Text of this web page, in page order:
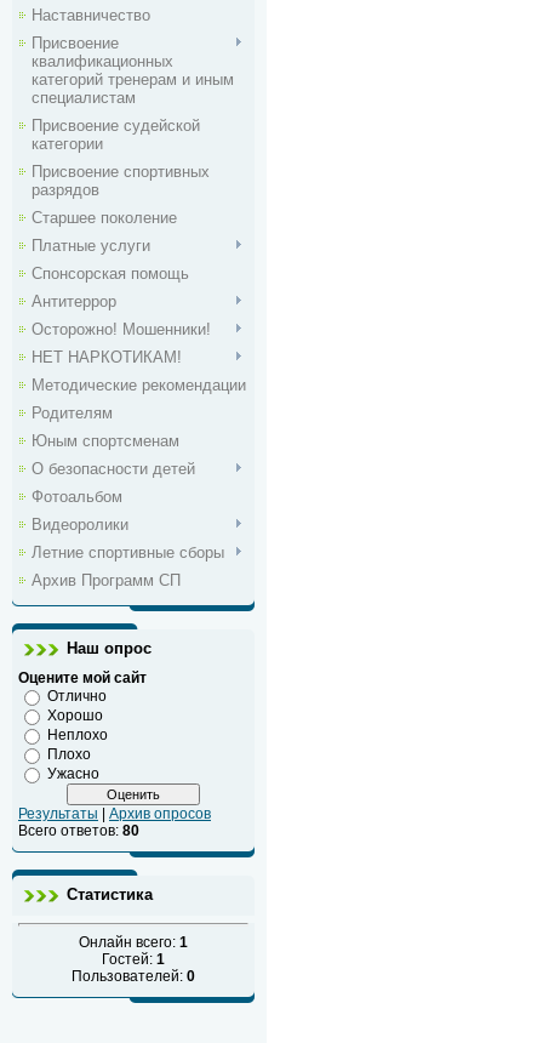
Наставничество
Присвоение
квалификационных
категорий тренерам и иным
специалистам
Присвоение судейской
категории
Присвоение спортивных
разрядов
Старшее поколение
Платные услуги
Спонсорская помощь
Антитеррор
Осторожно! Мошенники!
НЕТ НАРКОТИКАМ!
Методические рекомендации
Родителям
Юным спортсменам
О безопасности детей
Фотоальбом
Видеоролики
Летние спортивные сборы
Архив Программ СП
Наш опрос
Оцените мой сайт
Отлично
Хорошо
Неплохо
Плохо
Ужасно
Результаты
Архив опросов
Всего ответов: 80
Статистика
Онлайн всего: 1
Гостей: 1
Пользователей: 0